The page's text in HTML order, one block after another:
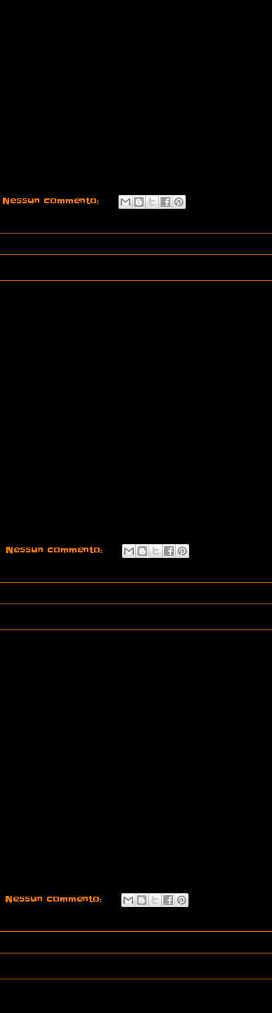
Nessun commento:
Nessun commento:
Nessun commento: